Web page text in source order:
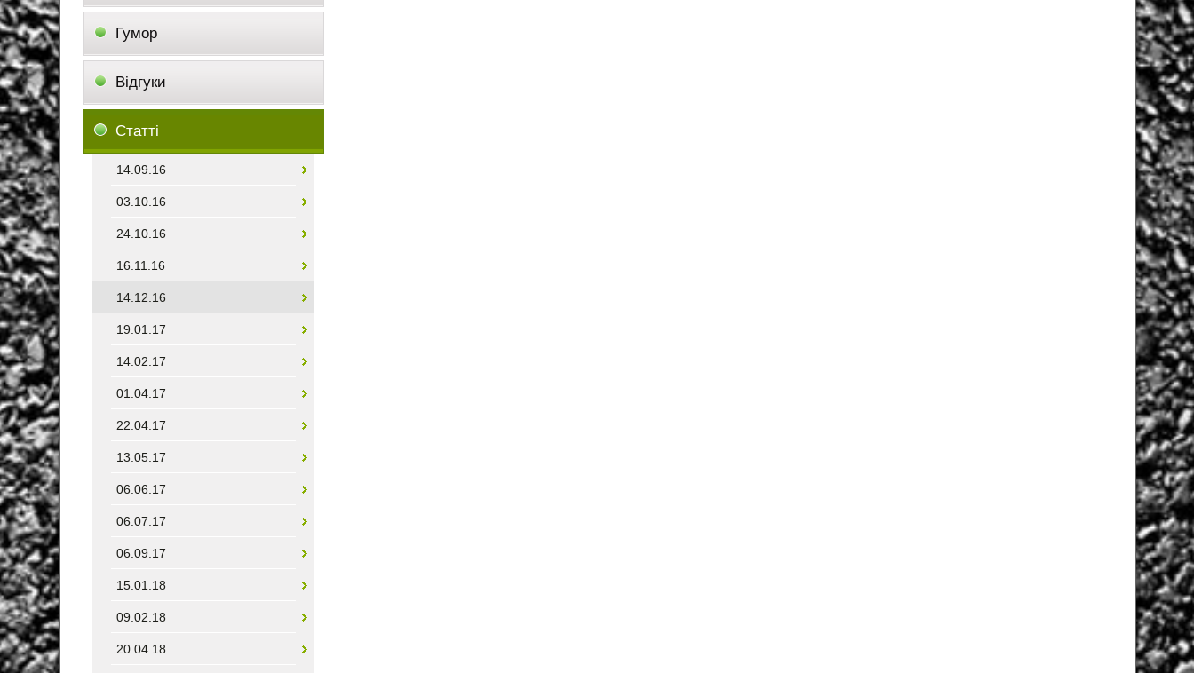
Гумор
Відгуки
Статті
14.09.16
03.10.16
24.10.16
16.11.16
14.12.16
19.01.17
14.02.17
01.04.17
22.04.17
13.05.17
06.06.17
06.07.17
06.09.17
15.01.18
09.02.18
20.04.18